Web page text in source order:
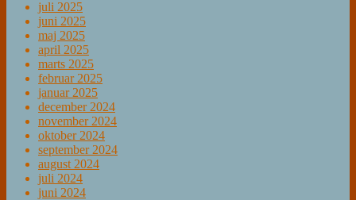
juli 2025
juni 2025
maj 2025
april 2025
marts 2025
februar 2025
januar 2025
december 2024
november 2024
oktober 2024
september 2024
august 2024
juli 2024
juni 2024